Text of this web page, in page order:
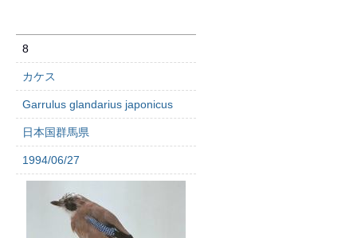
8
カケス
Garrulus glandarius japonicus
日本国群馬県
1994/06/27